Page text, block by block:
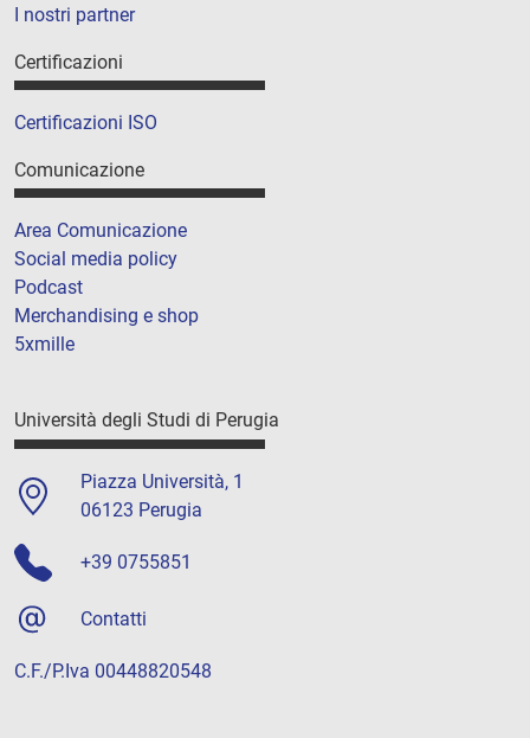
I nostri partner
Certificazioni
Certificazioni ISO
Comunicazione
Area Comunicazione
Social media policy
Podcast
Merchandising e shop
5xmille
Università degli Studi di Perugia
Piazza Università, 1
06123 Perugia
+39 0755851
Contatti
C.F./P.Iva 00448820548